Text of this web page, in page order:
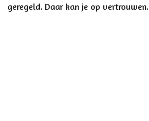
geregeld. Daar kan je op vertrouwen.